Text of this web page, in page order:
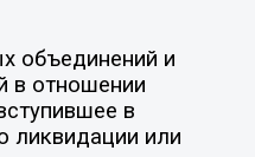
объединений и
в отношении
в
ликвидации или